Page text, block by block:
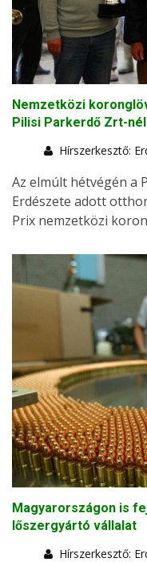
Nemzetközi
Pilisi Parkerdő Zrt-nél
Hírszerkesztő:
Az elmúlt hétvégén a
Erdészete adott
Prix nemzetközi
Magyarországon is
lőszergyártó vállalat
Hírszerkesztő: